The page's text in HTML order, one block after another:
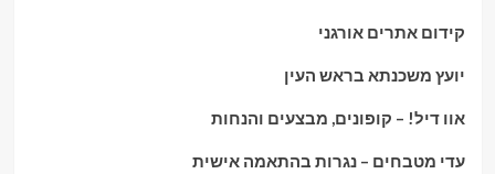
קידום אתרים אורגני
יועץ משכנתא בראש העין
אוו דיל! – קופונים, מבצעים והנחות
עדי מטבחים – נגרות בהתאמה אישית